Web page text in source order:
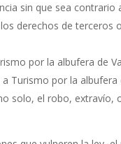
sin que sea contrario
derechos de terceros
por la albufera de
Turismo por la albufera
solo, el robo, extravío,